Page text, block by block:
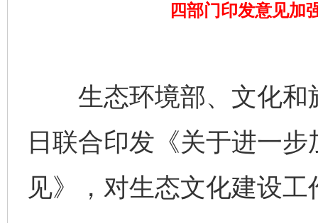
四部门印发意见加
生态环境部、文化和
日联合印发《关于进一
见》，对生态文化建设